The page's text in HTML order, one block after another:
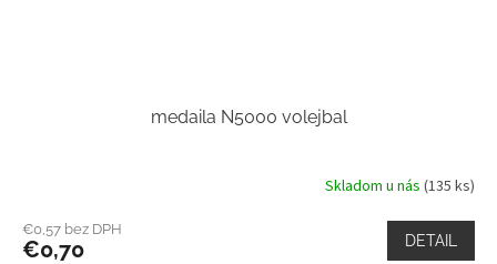
medaila N5000 volejbal
Skladom u nás (135 ks)
€0,57 bez DPH
€0,70 DETAIL